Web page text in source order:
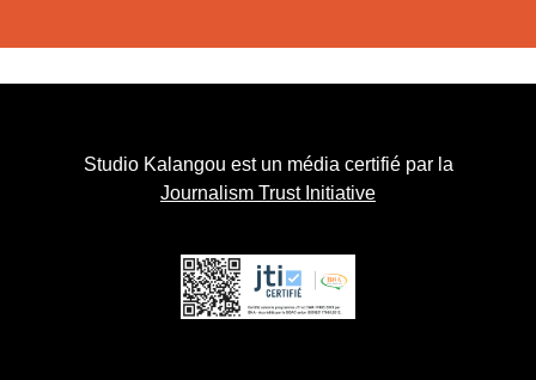
Studio Kalangou est un média certifié par la
Journalism Trust Initiative